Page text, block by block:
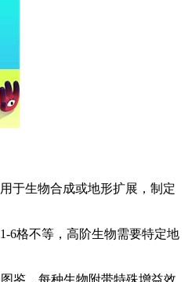
于生物合成或地形扩展，制定
6格不等，高阶生物需要特定地
鉴，每种生物附带特殊增益效